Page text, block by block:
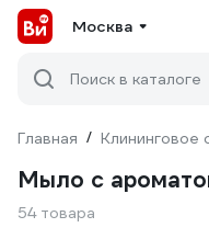
Москва
Поиск в каталоге
Главная / Клининговое
Мыло с
54 товара